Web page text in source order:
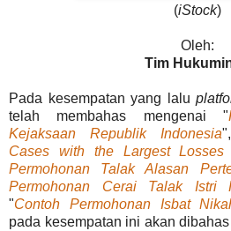
(iStock)
Oleh:
Tim
Pada kesempatan yang lalu
telah membahas mengenai "
Kejaksaan Republik Indonesia
Cases with the Largest Losses
Permohonan Talak Alasan
Permohonan Cerai Talak Istri
"Contoh Permohonan Isbat
pada kesempatan ini akan